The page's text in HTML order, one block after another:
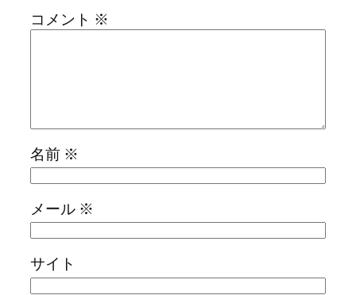
コメント ※
名前 ※
メール ※
サイト